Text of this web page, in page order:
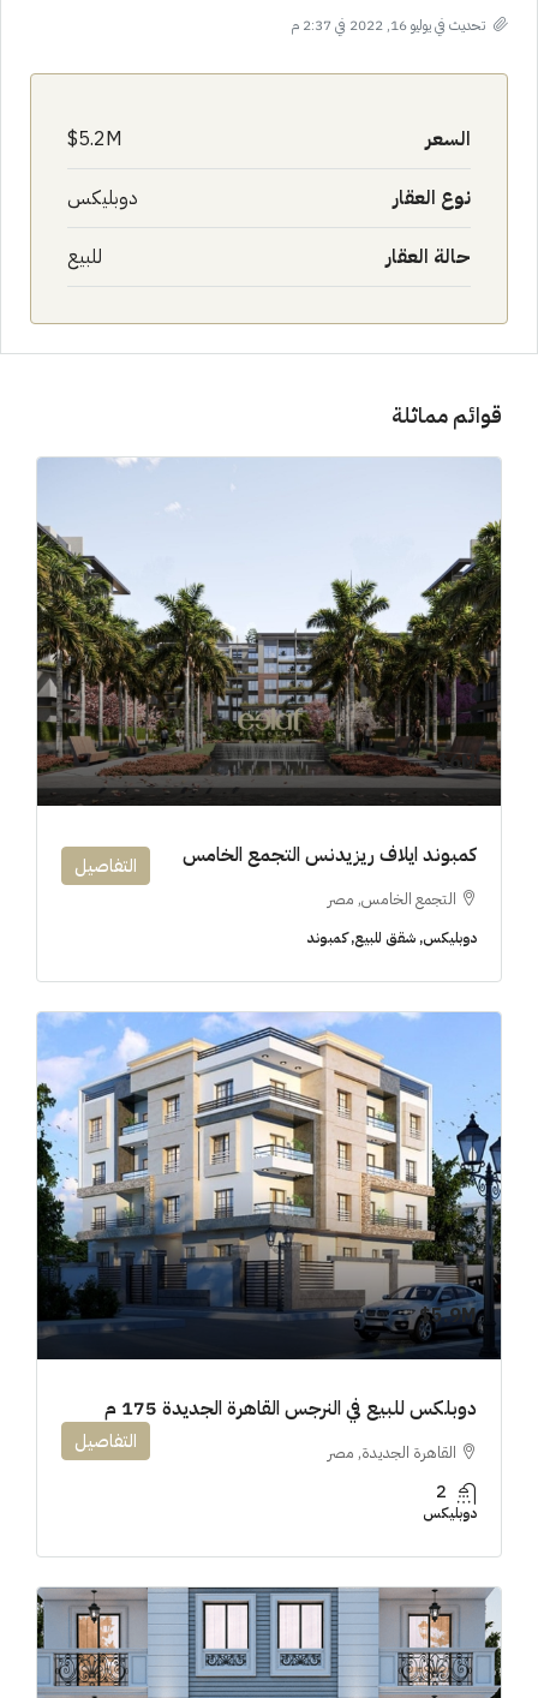
تحديث في يوليو 16, 2022 في 2:37 م
السعر 5.2M$
نوع العقار دوبليكس
حالة العقار للبيع
قوائم مماثلة
6M$
كمبوند ايلاف ريزيدنس التجمع الخامس
التجمع الخامس, مصر
دوبليكس, شقق للبيع, كمبوند
التفاصيل
5.9M$
دوبلكس للبيع في النرجس القاهرة الجديدة 175 م
القاهرة الجديدة, مصر
2
دوبليكس
التفاصيل